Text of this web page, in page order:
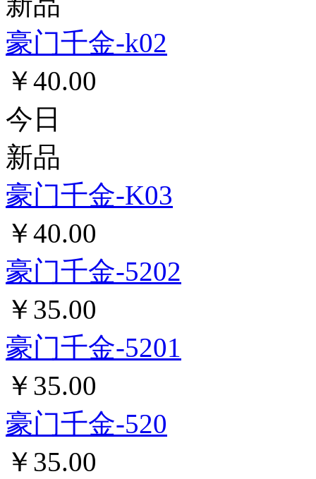
新品
豪门千金-k02
￥40.00
今日
新品
豪门千金-K03
￥40.00
豪门千金-5202
￥35.00